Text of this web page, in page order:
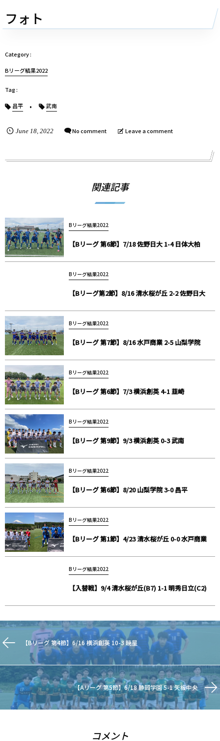
フォト
Bリーグ結果2022
昌平 武南
June 18, 2022 No comment Leave a comment
関連記事
Bリーグ結果2022
【Bリーグ 第6節】7/18 佐野日大 1-4 日体大柏
Bリーグ結果2022
【Bリーグ第2節】8/16 清水桜が丘 2-2 佐野日大
Bリーグ結果2022
【Bリーグ 第7節】8/16 水戸商業 2-5 山梨学院
Bリーグ結果2022
【Bリーグ 第6節】7/3 横浜創英 4-1 韮崎
Bリーグ結果2022
【Bリーグ 第9節】9/3 横浜創英 0-3 武南
Bリーグ結果2022
【Bリーグ 第6節】8/20 山梨学院 3-0 昌平
Bリーグ結果2022
【Bリーグ 第1節】4/23 清水桜が丘 0-0 水戸商業
Bリーグ結果2022
【入替戦】9/4 清水桜が丘(B7) 1-1 明秀日立(C2)
【Bリーグ 第4節】6/16 横浜創英 10-3 暁星
【Aリーグ 第5節】6/18 静岡学園 5-1 矢板中央
コメント